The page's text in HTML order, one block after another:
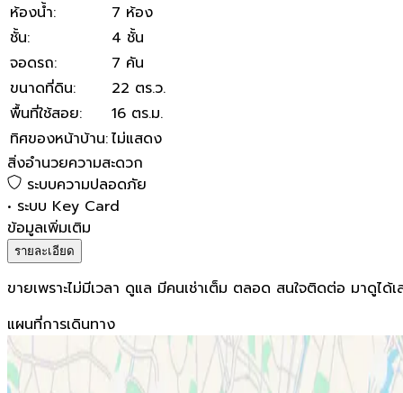
ห้องน้ำ:
7 ห้อง
ชั้น:
4 ชั้น
จอดรถ:
7 คัน
ขนาดที่ดิน:
22 ตร.ว.
พื้นที่ใช้สอย:
16 ตร.ม.
ทิศของหน้าบ้าน:ไม่แสดง
สิ่งอำนวยความสะดวก
ระบบความปลอดภัย
• ระบบ Key Card
ข้อมูลเพิ่มเติม
รายละเอียด
ขายเพราะไม่มีเวลา ดูแล มีคนเช่าเต็ม ตลอด สนใจติดต่อ มาดูไ
แผนที่การเดินทาง